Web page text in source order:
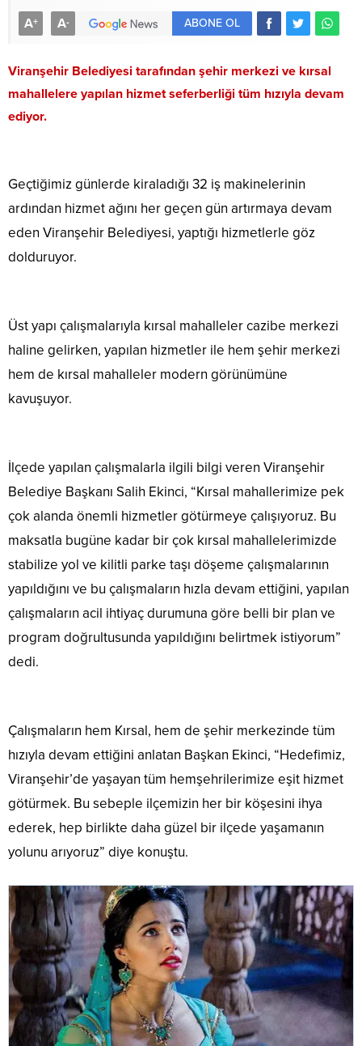
A+ A- ABONE OL
Viranşehir Belediyesi tarafından şehir merkezi ve kırsal
mahallelere yapılan hizmet seferberliği tüm hızıyla devam
ediyor.
Geçtiğimiz günlerde kiraladığı 32 iş makinelerinin
ardından hizmet ağını her geçen gün artırmaya devam
eden Viranşehir Belediyesi, yaptığı hizmetlerle göz
dolduruyor.
Üst yapı çalışmalarıyla kırsal mahalleler cazibe merkezi
haline gelirken, yapılan hizmetler ile hem şehir merkezi
hem de kırsal mahalleler modern görünümüne
kavuşuyor.
İlçede yapılan çalışmalarla ilgili bilgi veren Viranşehir
Belediye Başkanı Salih Ekinci, “Kırsal mahallerimize pek
çok alanda önemli hizmetler götürmeye çalışıyoruz. Bu
maksatla bugüne kadar bir çok kırsal mahallelerimizde
stabilize yol ve kilitli parke taşı döşeme çalışmalarının
yapıldığını ve bu çalışmaların hızla devam ettiğini, yapılan
çalışmaların acil ihtiyaç durumuna göre belli bir plan ve
program doğrultusunda yapıldığını belirtmek istiyorum”
dedi.
Çalışmaların hem Kırsal, hem de şehir merkezinde tüm
hızıyla devam ettiğini anlatan Başkan Ekinci, “Hedefimiz,
Viranşehir’de yaşayan tüm hemşehrilerimize eşit hizmet
götürmek. Bu sebeple ilçemizin her bir köşesini ihya
ederek, hep birlikte daha güzel bir ilçede yaşamanın
yolunu arıyoruz” diye konuştu.